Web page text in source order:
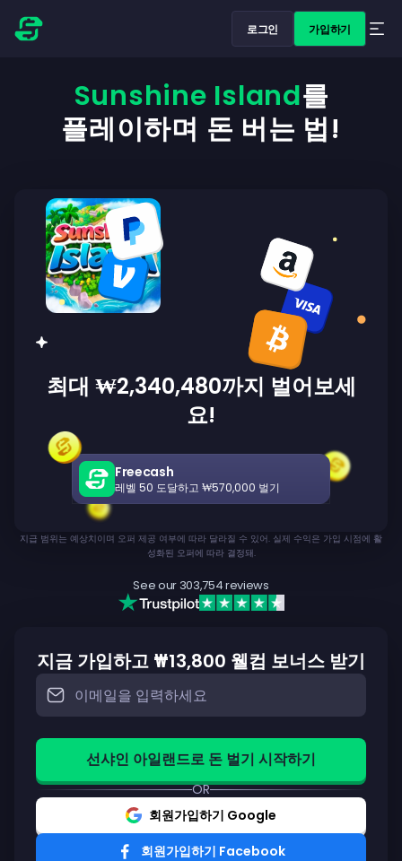
로그인 가입하기
Sunshine Island를
플레이하며 돈 버는 법!
최대 ₩2,340,480까지 벌어보세
요!
Freecash
레벨 50 도달하고 ₩570,000 벌기
지급 범위는 예상치이며 오퍼 제공 여부에 따라 달라질 수 있어. 실제 수익은 가입 시점에 활
성화된 오퍼에 따라 결정돼.
See our 303,754reviews
지금 가입하고 ₩13,800 웰컴 보너스 받기
선샤인 아일랜드로 돈 벌기 시작하기
OR
회원가입하기 Google
회원가입하기 Facebook